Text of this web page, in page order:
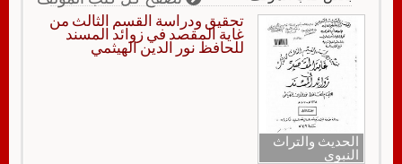
الحديث والتراث
النبوي
تحقيق ودراسة القسم الثالث من
غاية المقصد في زوائد المسند
للحافظ نور الدين الهيثمي